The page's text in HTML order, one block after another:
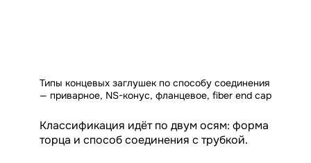
Типы концевых заглушек по способу соединения
— приварное, NS-конус, фланцевое, fiber end cap
Классификация идёт по двум осям: форма
торца и способ соединения с трубкой.